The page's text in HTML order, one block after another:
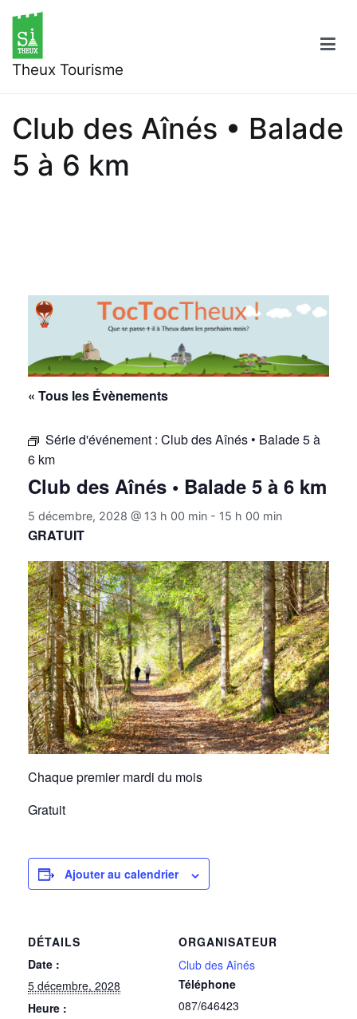
contenu
Theux Tourisme
Club des Aînés • Balade
5 à 6 km
« Tous les Évènements
Série d'événement : Club des Aînés • Balade 5 à
6 km
Club des Aînés • Balade 5 à 6 km
5 décembre, 2028 @ 13 h 00 min - 15 h 00 min
GRATUIT
Chaque premier mardi du mois
Gratuit
Ajouter au calendrier
DÉTAILS
Date :
5 décembre, 2028
Heure :
ORGANISATEUR
Club des Aînés
Téléphone
087/646423